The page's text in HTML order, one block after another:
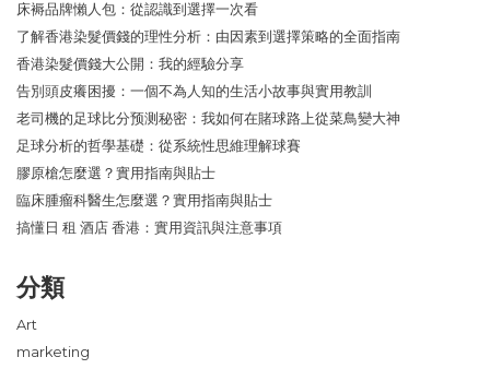
床褥品牌懶人包：從認識到選擇一次看
了解香港染髮價錢的理性分析：由因素到選擇策略的全面指南
香港染髮價錢大公開：我的經驗分享
告別頭皮癢困擾：一個不為人知的生活小故事與實用教訓
老司機的足球比分预测秘密：我如何在賭球路上從菜鳥變大神
足球分析的哲學基礎：從系統性思維理解球賽
膠原槍怎麼選？實用指南與貼士
臨床腫瘤科醫生怎麼選？實用指南與貼士
搞懂日 租 酒店 香港：實用資訊與注意事項
分類
Art
marketing